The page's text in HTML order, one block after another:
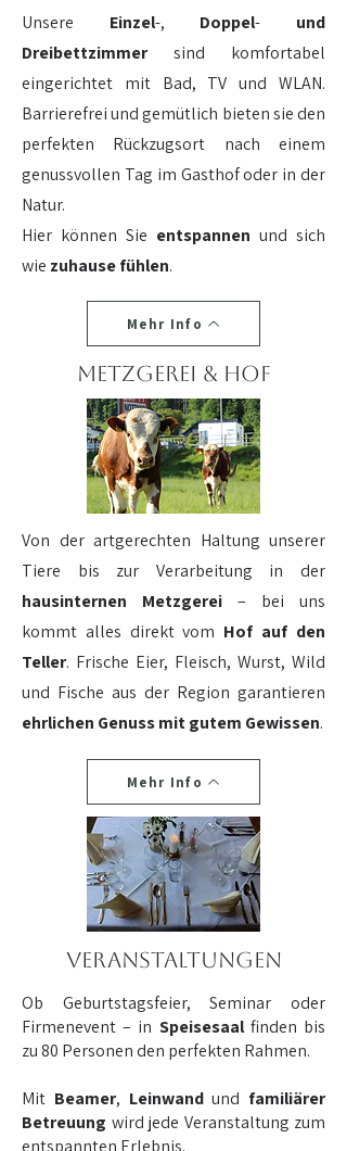
Unsere Einzel-, Doppel- und
Dreibettzimmersind komfortabel
eingerichtet mit Bad, TV und WLAN.
Barrierefrei und gemütlich bieten sie den
perfekten Rückzugsort nach einem
genussvollen Tag im Gasthof oder in der
Natur.
Hier können Sie entspannen und sich
wie zuhausefühlen.​
Mehr Info
Metzgerei & Hof
Von der artgerechten Haltung unserer
Tiere bis zur Verarbeitung in der
hausinternen
Metzgerei – bei uns
kommt alles direkt vom Hof auf den
Teller. Frische Eier, Fleisch, Wurst, Wild
und Fische aus der Region garantieren
ehrlichen Genussmitgutem Gewissen.
Mehr Info
Veranstaltungen
Ob Geburtstagsfeier, Seminar oder
Firmenevent – in Speisesaalfinden bis
zu 80 Personen den perfekten Rahmen.
Mit Beamer, Leinwandund familiärer
Betreuung wird jede Veranstaltung zum
entspannten Erlebnis.